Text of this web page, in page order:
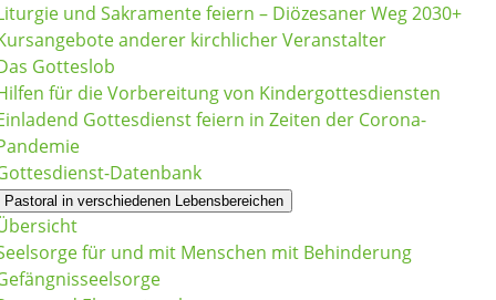
und Sakramente feiern – Diözesaner Weg 2030+
anderer kirchlicher Veranstalter
Gotteslob
für die Vorbereitung von Kindergottesdiensten
Gottesdienst feiern in Zeiten der Corona-
Datenbank
Pastoral in verschiedenen Lebensbereichen
für und mit Menschen mit Behinderung